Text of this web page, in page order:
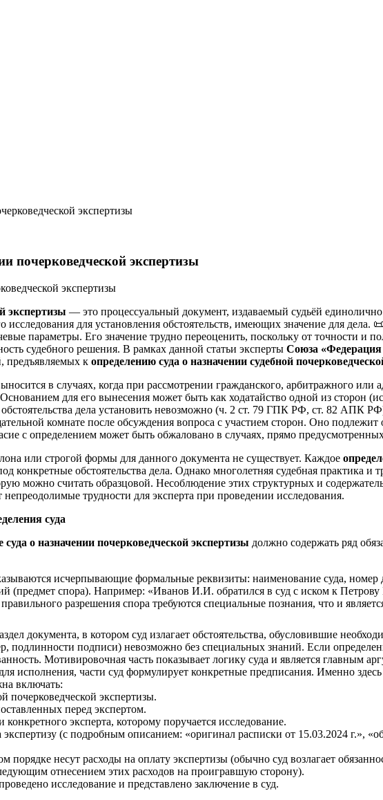
экспертизы
почерковедческой экспертизы
экспертизы — это процессуальный документ, издаваемый судьёй
исследования для установления обстоятельств, имеющих значение для
параметры. Его значение трудно переоценить, поскольку от точности и
судебного решения. В рамках данной статьи эксперты Союза «Федерация
предъявляемых к определению суда о назначении судебной
в случаях, когда при рассмотрении гражданского, арбитражного
для его вынесения может быть как ходатайство одной из сторон
дела установить невозможно (ч. 2 ст. 79 ГПК РФ, ст. 82 АПК
комнате после обсуждения вопроса с участием сторон. Оно
с определением может быть обжаловано в случаях, прямо
или строгой формы для данного документа не существует. Каждое
конкретные обстоятельства дела. Однако многолетняя судебная практика
можно считать образцовой. Несоблюдение этих структурных и
трудности для эксперта при проведении исследования.
суда
суда о назначении почерковедческой экспертизы должно содержать ряд
исчерпывающие формальные реквизиты: наименование суда, номер
(предмет спора). Например: «Иванов И.И. обратился в суд с иском к
разрешения спора требуются специальные познания, что и
документа, в котором суд излагает обстоятельства, обусловившие
подлинности подписи) невозможно без специальных знаний. Если
Мотивировочная часть показывает логику суда и является главным
исполнения, части суд формулирует конкретные предписания. Именно здесь
включать:
почерковедческой экспертизы.
перед экспертом.
эксперта, которому поручается исследование.
(с подробным описанием: «оригинал расписки от 15.03.2024 г.»,
порядке несут расходы на оплату экспертизы (обычно суд возлагает
отнесением этих расходов на проигравшую сторону).
исследование и представлено заключение в суд.